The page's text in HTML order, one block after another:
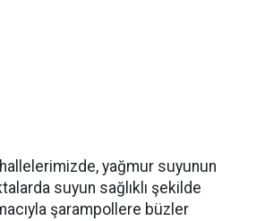
yağmur suyunun
suyun sağlıklı şekilde
şarampollere büzler